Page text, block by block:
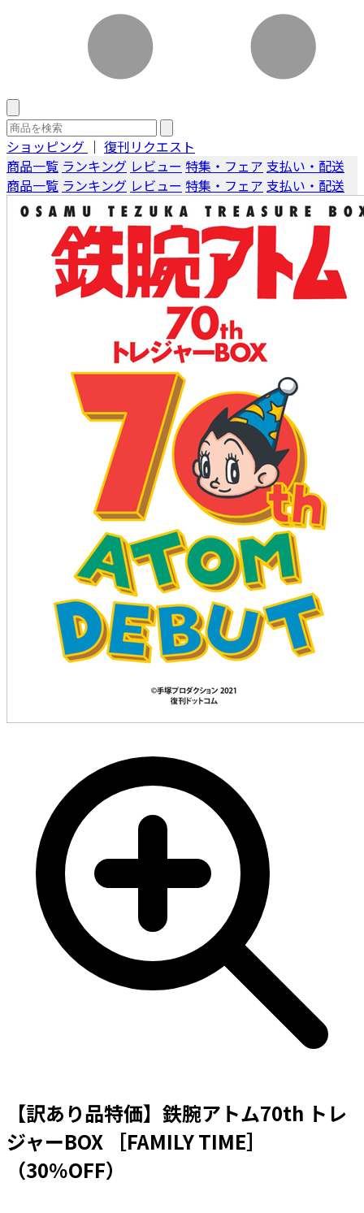
ショッピング ｜ 復刊リクエスト
商品一覧 ランキング レビュー 特集・フェア 支払い・配送
商品一覧 ランキング レビュー 特集・フェア 支払い・配送
【訳あり品特価】鉄腕アトム70th トレ
ジャーBOX ［FAMILY TIME］
（30％OFF）